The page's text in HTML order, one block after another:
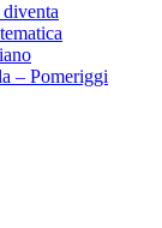
– Pomeriggi